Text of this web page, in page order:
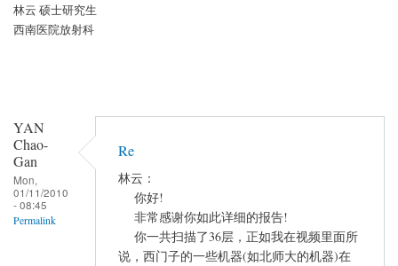
林云 硕士研究生
西南医院放射科
YAN
Chao-
Gan
Mon,
01/11/2010
- 08:45
Permalink
Re
林云：
你好!
非常感谢你如此详细的报告!
你一共扫描了36层，正如我在视频里面所
说，西门子的一些机器(如北师大的机器)在